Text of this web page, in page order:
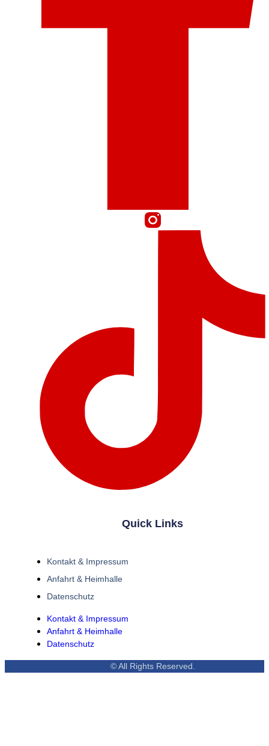
Quick Links
Kontakt & Impressum
Anfahrt & Heimhalle
Datenschutz
Kontakt & Impressum
Anfahrt & Heimhalle
Datenschutz
© All Rights Reserved.